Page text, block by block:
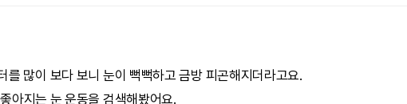
를 많이 보다 보니 눈이 뻑뻑하고 금방 피곤해지더라고요.
아지는 눈 운동을 검색해봤어요.